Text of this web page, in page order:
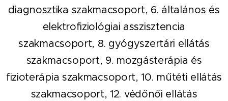
diagnosztika szakmacsoport, 6. általános és
elektrofiziológiai asszisztencia
szakmacsoport, 8. gyógyszertári ellátás
szakmacsoport, 9. mozgásterápia és
fizioterápia szakmacsoport, 10. műtéti ellátás
szakmacsoport, 12. védőnői ellátás